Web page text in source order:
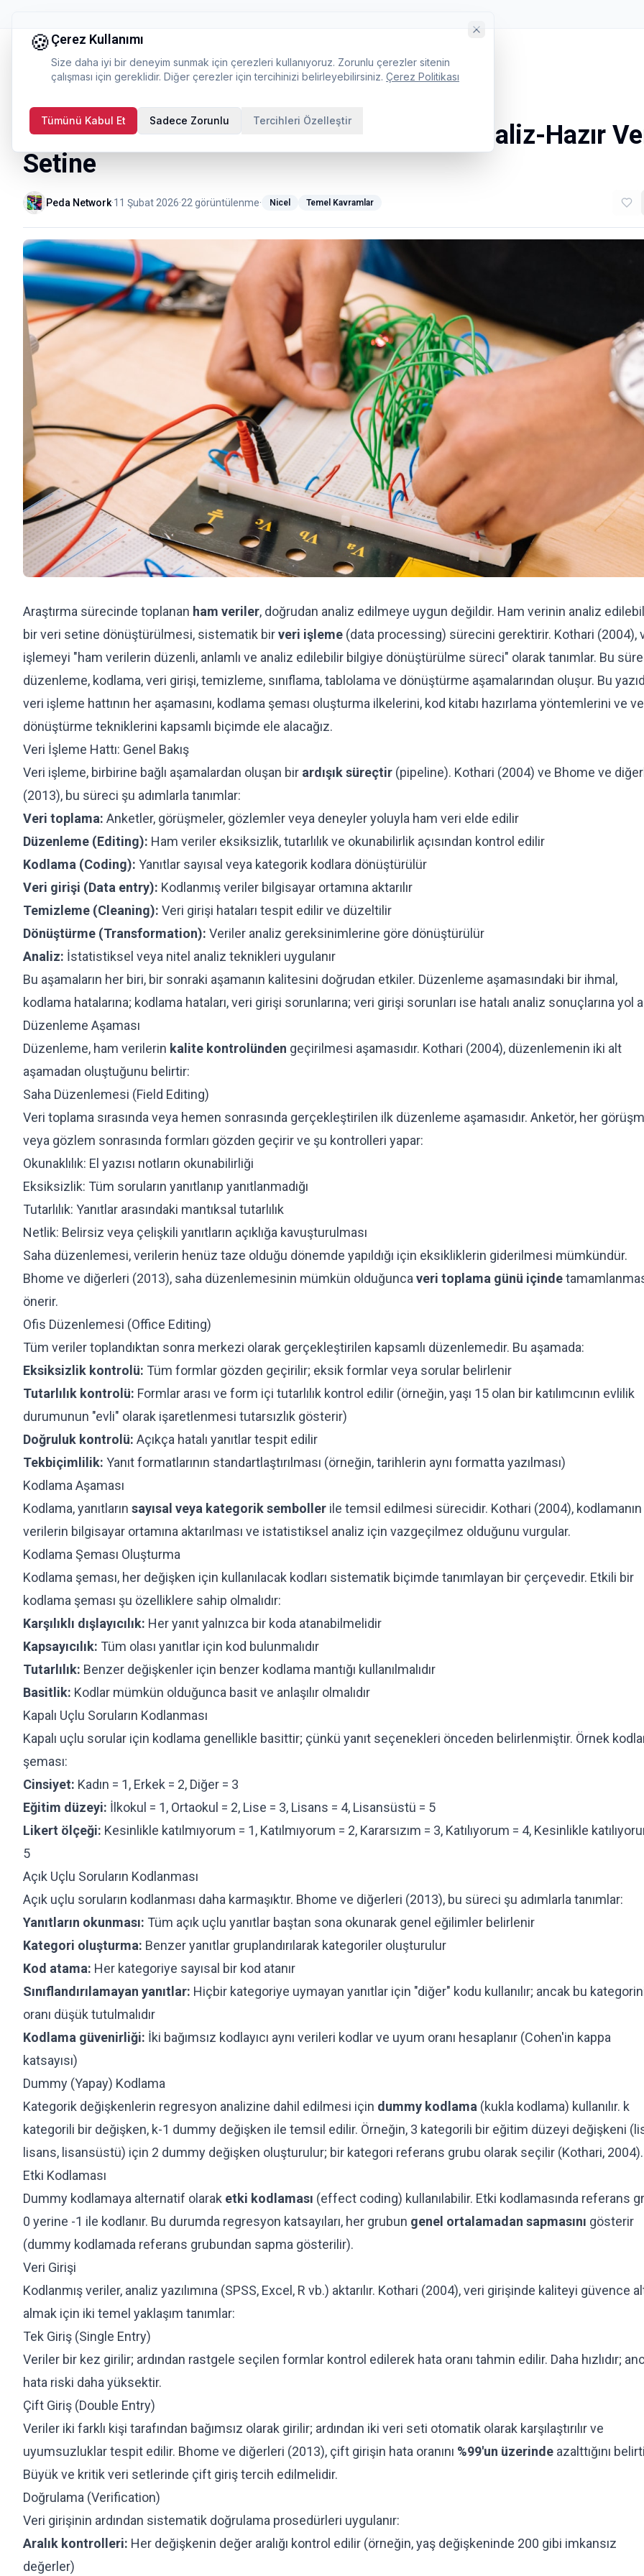
Veri İşleme ve Kodlama: Ham Veriden Analiz-Hazır
Setine
Peda Network·11 Şubat 2026·22 görüntülenme· Nicel Temel Kavramlar
Araştırma sürecinde toplanan ham veriler, doğrudan analiz edilmeye uygun değildir. Ham verinin analiz
bir veri setine dönüştürülmesi, sistematik birveri işleme (data processing) sürecini gerektirir. Kothari (2004),
işlemeyi "ham verilerin düzenli, anlamlı ve analiz edilebilir bilgiye dönüştürülme süreci" olarak tanımlar. Bu
düzenleme, kodlama, veri girişi, temizleme, sınıflama, tablolama ve dönüştürme aşamalarından oluşur. Bu
veri işleme hattının her aşamasını, kodlama şeması oluşturma ilkelerini, kod kitabı hazırlama yöntemlerini ve
dönüştürme tekniklerini kapsamlı biçimde ele alacağız.
Veri İşleme Hattı: Genel Bakış
Veri işleme, birbirine bağlı aşamalardan oluşan bir ardışık süreçtir (pipeline). Kothari (2004) ve Bhome ve
(2013), bu süreci şu adımlarla tanımlar:
Veri toplama: Anketler, görüşmeler, gözlemler veya deneyler yoluyla ham veri elde edilir
Düzenleme (Editing): Ham veriler eksiksizlik, tutarlılık ve okunabilirlik açısından kontrol edilir
Kodlama (Coding): Yanıtlar sayısal veya kategorik kodlara dönüştürülür
Veri girişi (Data entry): Kodlanmış veriler bilgisayar ortamına aktarılır
Temizleme (Cleaning): Veri girişi hataları tespit edilir ve düzeltilir
Dönüştürme (Transformation): Veriler analiz gereksinimlerine göre dönüştürülür
Analiz: İstatistiksel veya nitel analiz teknikleri uygulanır
Bu aşamaların her biri, bir sonraki aşamanın kalitesini doğrudan etkiler. Düzenleme aşamasındaki bir ihmal,
kodlama hatalarına; kodlama hataları, veri girişi sorunlarına; veri girişi sorunları ise hatalı analiz sonuçlarına yol
Düzenleme Aşaması
Düzenleme, ham verilerin kalite kontrolünden geçirilmesi aşamasıdır. Kothari (2004), düzenlemenin iki alt
aşamadan oluştuğunu belirtir:
Saha Düzenlemesi (Field Editing)
Veri toplama sırasında veya hemen sonrasında gerçekleştirilen ilk düzenleme aşamasıdır. Anketör, her
veya gözlem sonrasında formları gözden geçirir ve şu kontrolleri yapar:
Okunaklılık: El yazısı notların okunabilirliği
Eksiksizlik: Tüm soruların yanıtlanıp yanıtlanmadığı
Tutarlılık: Yanıtlar arasındaki mantıksal tutarlılık
Netlik: Belirsiz veya çelişkili yanıtların açıklığa kavuşturulması
Saha düzenlemesi, verilerin henüz taze olduğu dönemde yapıldığı için eksikliklerin giderilmesi mümkündür.
Bhome ve diğerleri (2013), saha düzenlemesinin mümkün olduğuncaveri toplama günü içinde
önerir.
Ofis Düzenlemesi (Office Editing)
Tüm veriler toplandıktan sonra merkezi olarak gerçekleştirilen kapsamlı düzenlemedir. Bu aşamada:
Eksiksizlik kontrolü: Tüm formlar gözden geçirilir; eksik formlar veya sorular belirlenir
Tutarlılık kontrolü: Formlar arası ve form içi tutarlılık kontrol edilir (örneğin, yaşı 15 olan bir katılımcının evlilik
durumunun "evli" olarak işaretlenmesi tutarsızlık gösterir)
Doğruluk kontrolü: Açıkça hatalı yanıtlar tespit edilir
Tekbiçimlilik: Yanıt formatlarının standartlaştırılması (örneğin, tarihlerin aynı formatta yazılması)
Kodlama Aşaması
Kodlama, yanıtların sayısal veya kategorik semboller ile temsil edilmesi sürecidir. Kothari (2004), kodlamanın
verilerin bilgisayar ortamına aktarılması ve istatistiksel analiz için vazgeçilmez olduğunu vurgular.
Kodlama Şeması Oluşturma
Kodlama şeması, her değişken için kullanılacak kodları sistematik biçimde tanımlayan bir çerçevedir. Etkili bir
kodlama şeması şu özelliklere sahip olmalıdır:
Karşılıklı dışlayıcılık: Her yanıt yalnızca bir koda atanabilmelidir
Kapsayıcılık: Tüm olası yanıtlar için kod bulunmalıdır
Tutarlılık: Benzer değişkenler için benzer kodlama mantığı kullanılmalıdır
Basitlik: Kodlar mümkün olduğunca basit ve anlaşılır olmalıdır
Kapalı Uçlu Soruların Kodlanması
Kapalı uçlu sorular için kodlama genellikle basittir; çünkü yanıt seçenekleri önceden belirlenmiştir. Örnek
şeması:
Cinsiyet: Kadın = 1, Erkek = 2, Diğer = 3
Eğitim düzeyi: İlkokul = 1, Ortaokul = 2, Lise = 3, Lisans = 4, Lisansüstü = 5
Likert ölçeği: Kesinlikle katılmıyorum = 1, Katılmıyorum = 2, Kararsızım = 3, Katılıyorum = 4, Kesinlikle
5
Açık Uçlu Soruların Kodlanması
Açık uçlu soruların kodlanması daha karmaşıktır. Bhome ve diğerleri (2013), bu süreci şu adımlarla tanımlar:
Yanıtların okunması: Tüm açık uçlu yanıtlar baştan sona okunarak genel eğilimler belirlenir
Kategori oluşturma: Benzer yanıtlar gruplandırılarak kategoriler oluşturulur
Kod atama: Her kategoriye sayısal bir kod atanır
Sınıflandırılamayan yanıtlar: Hiçbir kategoriye uymayan yanıtlar için "diğer" kodu kullanılır; ancak bu
oranı düşük tutulmalıdır
Kodlama güvenirliği: İki bağımsız kodlayıcı aynı verileri kodlar ve uyum oranı hesaplanır (Cohen'in kappa
katsayısı)
Dummy (Yapay) Kodlama
Kategorik değişkenlerin regresyon analizine dahil edilmesi için dummy kodlama (kukla kodlama) kullanılır. k
kategorili bir değişken, k-1 dummy değişken ile temsil edilir. Örneğin, 3 kategorili bir eğitim düzeyi değişkeni
lisans, lisansüstü) için 2 dummy değişken oluşturulur; bir kategori referans grubu olarak seçilir (Kothari, 2004).
Etki Kodlaması
Dummy kodlamaya alternatif olarak etki kodlaması (effect coding) kullanılabilir. Etki kodlamasında referans
0 yerine -1 ile kodlanır. Bu durumda regresyon katsayıları, her grubun genel ortalamadan sapmasını gösterir
(dummy kodlamada referans grubundan sapma gösterilir).
Veri Girişi
Kodlanmış veriler, analiz yazılımına (SPSS, Excel, R vb.) aktarılır. Kothari (2004), veri girişinde kaliteyi güvence
almak için iki temel yaklaşım tanımlar:
Tek Giriş (Single Entry)
Veriler bir kez girilir; ardından rastgele seçilen formlar kontrol edilerek hata oranı tahmin edilir. Daha hızlıdır;
hata riski daha yüksektir.
Çift Giriş (Double Entry)
Veriler iki farklı kişi tarafından bağımsız olarak girilir; ardından iki veri seti otomatik olarak karşılaştırılır ve
uyumsuzluklar tespit edilir. Bhome ve diğerleri (2013), çift girişin hata oranını %99'un üzerinde azalttığını
Büyük ve kritik veri setlerinde çift giriş tercih edilmelidir.
Doğrulama (Verification)
Veri girişinin ardından sistematik doğrulama prosedürleri uygulanır:
Aralık kontrolleri: Her değişkenin değer aralığı kontrol edilir (örneğin, yaş değişkeninde 200 gibi imkansız
değerler)
🍪Çerez Kullanımı
Size daha iyi bir deneyim sunmak için çerezleri kullanıyoruz. Zorunlu çerezler sitenin
çalışması için gereklidir. Diğer çerezler için tercihinizi belirleyebilirsiniz. Çerez Politikası
Tümünü Kabul Et Sadece Zorunlu Tercihleri Özelleştir